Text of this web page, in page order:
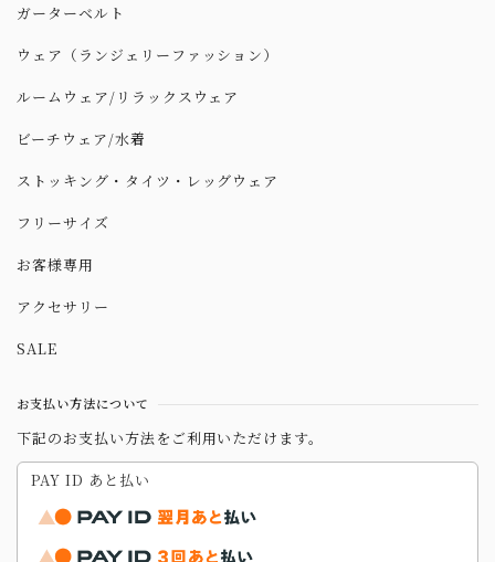
ガーターベルト
ウェア（ランジェリーファッション）
ルームウェア/リラックスウェア
ビーチウェア/水着
ストッキング・タイツ・レッグウェア
フリーサイズ
お客様専用
アクセサリー
SALE
お支払い方法について
下記のお支払い方法をご利用いただけます。
PAY ID あと払い